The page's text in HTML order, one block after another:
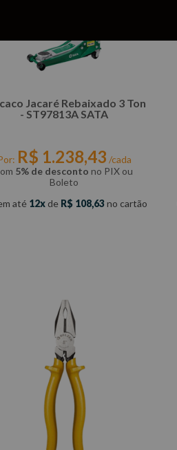
Jacaré Rebaixado 3 Ton
- ST97813A SATA
R$ 1.238,43 /cada
5% de desconto no PIX ou
Boleto
até 12 de R$ 108,63no cartão